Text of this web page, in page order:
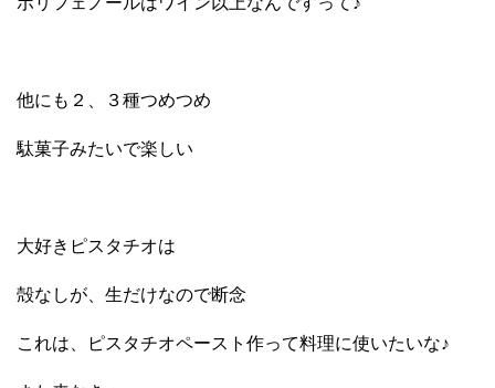
他にも２、３種つめつめ
駄菓子みたいで楽しい
大好きピスタチオは
殻なしが、生だけなので断念
これは、ピスタチオペースト作って料理に使いたいな♪